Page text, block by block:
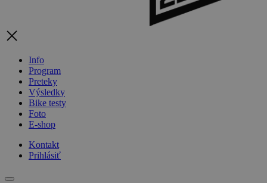
Info
Program
Preteky
Výsledky
Bike testy
Foto
E-shop
Kontakt
Prihlásiť